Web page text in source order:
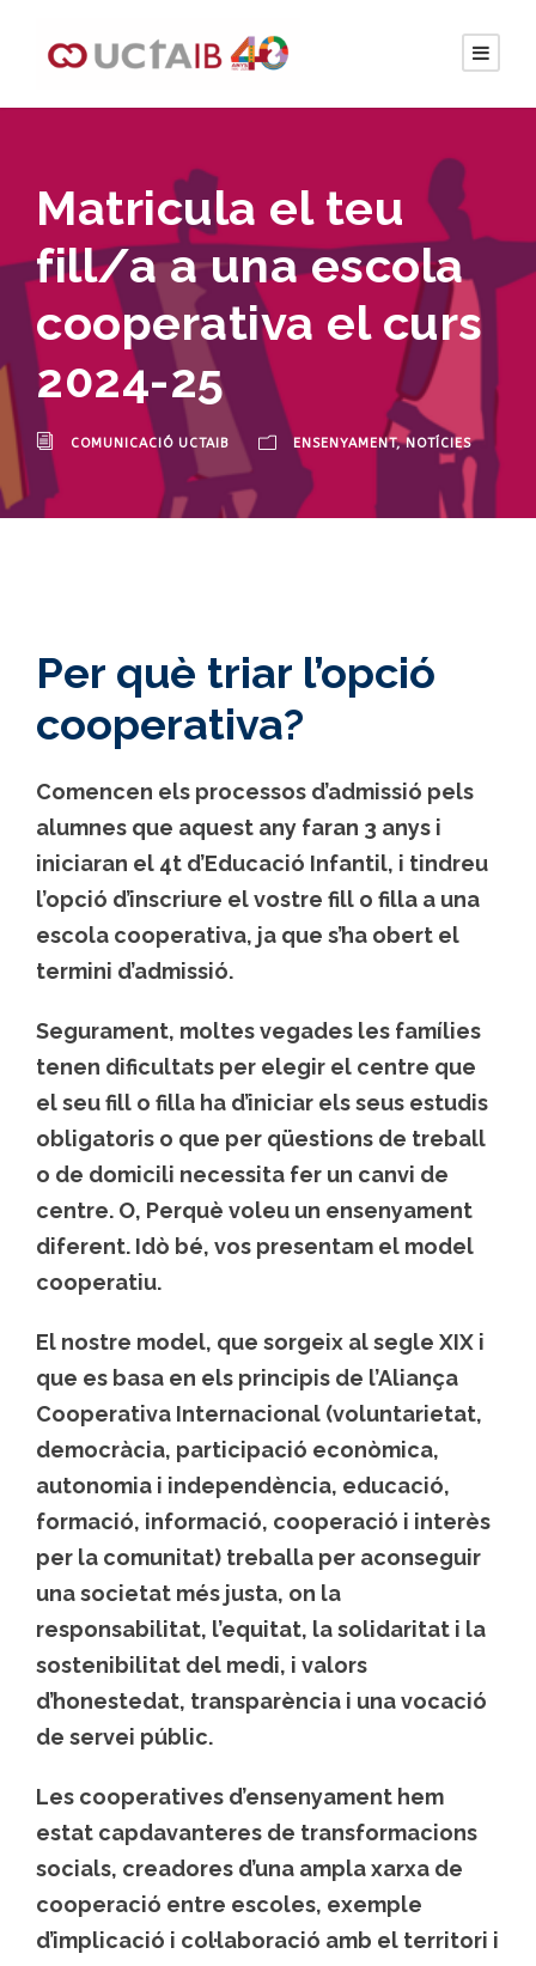
Matricula el teu
fill/a a una escola
cooperativa el curs
2024-25
COMUNICACIÓ UCTAIB ENSENYAMENT, NOTÍCIES
Per què triar l’opció
cooperativa?
Comencen els processos d’admissió pels
alumnes que aquest any faran 3 anys i
iniciaran el 4t d’Educació Infantil, i tindreu
l’opció d’inscriure el vostre fill o filla a una
escola cooperativa, ja que s’ha obert el
termini d’admissió.
Segurament, moltes vegades les famílies
tenen dificultats per elegir el centre que
el seu fill o filla ha d’iniciar els seus estudis
obligatoris o que per qüestions de treball
o de domicili necessita fer un canvi de
centre. O, Perquè voleu un ensenyament
diferent. Idò bé, vos presentam el model
cooperatiu.
El nostre model, que sorgeix al segle XIX i
que es basa en els principis de l’Aliança
Cooperativa Internacional (voluntarietat,
democràcia, participació econòmica,
autonomia i independència, educació,
formació, informació, cooperació i interès
per la comunitat) treballa per aconseguir
una societat més justa, on la
responsabilitat, l’equitat, la solidaritat i la
sostenibilitat del medi, i valors
d’honestedat, transparència i una vocació
de servei públic.
Les cooperatives d’ensenyament hem
estat capdavanteres de transformacions
socials, creadores d’una ampla xarxa de
cooperació entre escoles, exemple
d’implicació i col·laboració amb el territori i